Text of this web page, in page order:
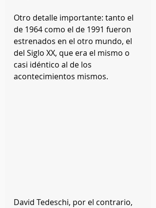
Otro detalle importante: tanto el
de 1964 como el de 1991 fueron
estrenados en el otro mundo, el
del Siglo XX, que era el mismo o
casi idéntico al de los
acontecimientos mismos.
David Tedeschi, por el contrario,